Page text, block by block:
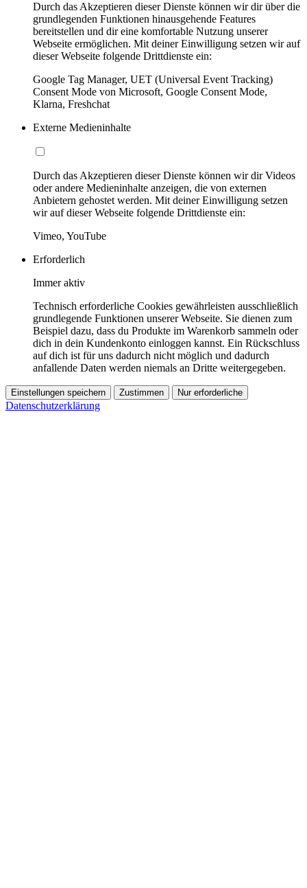
Durch das Akzeptieren dieser Dienste können wir dir über die
grundlegenden Funktionen hinausgehende Features
bereitstellen und dir eine komfortable Nutzung unserer
Webseite ermöglichen. Mit deiner Einwilligung setzen wir auf
dieser Webseite folgende Drittdienste ein:
Google Tag Manager, UET (Universal Event Tracking)
Consent Mode von Microsoft, Google Consent Mode,
Klarna, Freshchat
Externe Medieninhalte
Durch das Akzeptieren dieser Dienste können wir dir Videos
oder andere Medieninhalte anzeigen, die von externen
Anbietern gehostet werden. Mit deiner Einwilligung setzen
wir auf dieser Webseite folgende Drittdienste ein:
Vimeo, YouTube
Erforderlich
Immer aktiv
Technisch erforderliche Cookies gewährleisten ausschließlich
grundlegende Funktionen unserer Webseite. Sie dienen zum
Beispiel dazu, dass du Produkte im Warenkorb sammeln oder
dich in dein Kundenkonto einloggen kannst. Ein Rückschluss
auf dich ist für uns dadurch nicht möglich und dadurch
anfallende Daten werden niemals an Dritte weitergegeben.
Einstellungen speichern Zustimmen Nur erforderliche
Datenschutzerklärung